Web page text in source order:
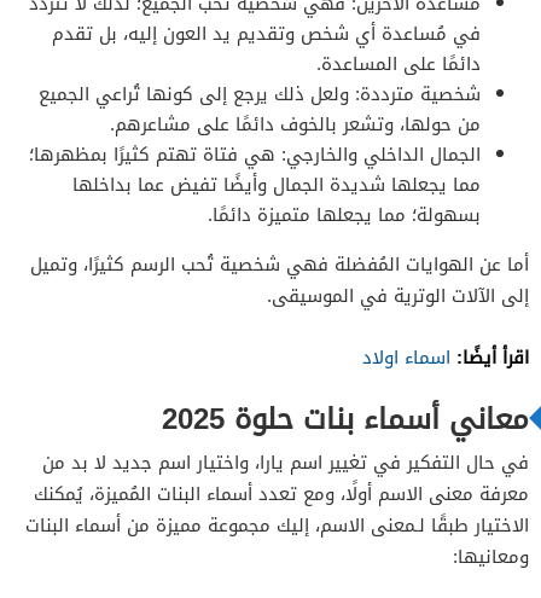
في مُساعدة أي شخص وتقديم يد العون إليه، بل تقدم
دائمًا على المساعدة.
شخصية مترددة: ولعل ذلك يرجع إلى كونها تُراعي الجميع
من حولها، وتشعر بالخوف دائمًا على مشاعرهم.
الجمال الداخلي والخارجي: هي فتاة تهتم كثيرًا بمظهرها؛
مما يجعلها شديدة الجمال وأيضًا تفيض عما بداخلها
بسهولة؛ مما يجعلها متميزة دائمًا.
أما عن الهوايات المُفضلة فهي شخصية تُحب الرسم كثيرًا، وتميل
إلى الآلات الوترية في الموسيقى.
اقرأ أيضًا: اسماء اولاد
معاني أسماء بنات حلوة 2025
في حال التفكير في تغيير اسم يارا، واختيار اسم جديد لا بد من
معرفة معنى الاسم أولًا، ومع تعدد أسماء البنات المُميزة، يُمكنك
الاختيار طبقًا لـمعنى الاسم، إليك مجموعة مميزة من أسماء البنات
ومعانيها: